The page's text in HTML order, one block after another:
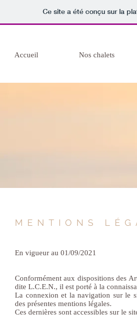
Ce site a été conçu sur la
Accueil Nos chalets
MENTIONS
En vigueur au 01/09/2021
Conformément aux dispositions des
dite L.C.E.N., il est porté à la
La connexion et la navigation sur le
des présentes mentions légales.
Ces dernières sont accessibles sur le